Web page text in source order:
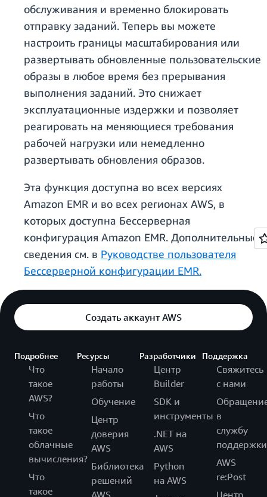
обслуживания и временно блокировать
отправку заданий. Теперь вы можете
настроить границы масштабирования или
развертывать обновленные пользовательские
образы в любое время без прерывания
выполнения заданий. Это снижает
эксплуатационные издержки и позволяет
реагировать на меняющиеся требования
рабочей нагрузки или немедленно
развертывать обновления образов.
Эта функция доступна во всех версиях
Amazon EMR и во всех регионах AWS, в
которых доступна Бессерверная
конфигурация Amazon EMR. Дополнительные
сведения см. в Руководстве пользователя
Бессерверной конфигурации EMR.
Создать аккаунт AWS
Подробнее
Что
такое
AWS?
Что
такое
облачные
вычисления?
Что
такое
Ресурсы
Начало
работы
Обучение
Центр
доверия
AWS
Библиотека
решений
Разработчики
Центр
Builder
SDK и
инструменты
.NET на
AWS
Python
на AWS
Поддержка
Свяжитесь
с нами
в
службу
поддержки
AWS
re:Post